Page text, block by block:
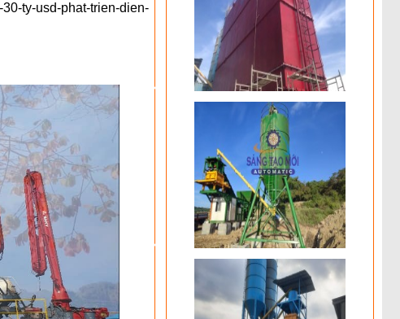
ty-usd-phat-trien-dien-